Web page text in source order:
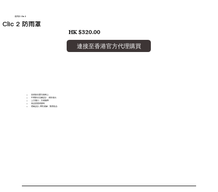
適用於 Clic 2
Clic 2 防雨罩
HK $320.00
連接至香港官方代理購買
容易套在嬰兒座椅上
中間部分拉鍊設計，便於進出
上方開口，方便攜帶
高品質透明塑料
透氣設計, 彈性邊緣，緊密貼合